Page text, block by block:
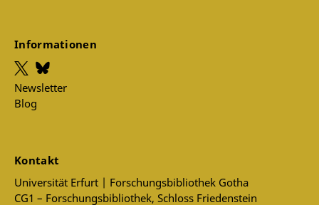
Informationen
Newsletter
Blog
Kontakt
Universität Erfurt | Forschungsbibliothek Gotha
CG1 – Forschungsbibliothek, Schloss Friedenstein